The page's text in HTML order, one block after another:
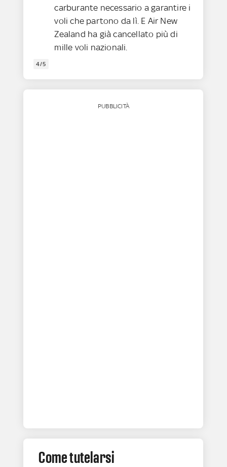
carburante necessario a garantire i
voli che partono da lì. E Air New
Zealand ha già cancellato più di
mille voli nazionali.
4/5
PUBBLICITÀ
Come tutelarsi